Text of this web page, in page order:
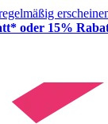
oder 15%